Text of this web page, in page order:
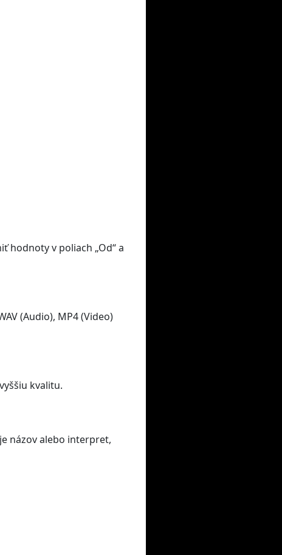
hodnoty v poliach „Od“ a
(Audio), MP4 (Video)
kvalitu.
názov alebo interpret,